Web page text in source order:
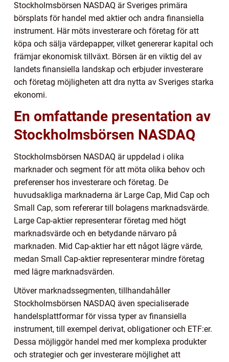
Stockholmsbörsen NASDAQ är Sveriges primära
börsplats för handel med aktier och andra finansiella
instrument. Här möts investerare och företag för att
köpa och sälja värdepapper, vilket genererar kapital och
främjar ekonomisk tillväxt. Börsen är en viktig del av
landets finansiella landskap och erbjuder investerare
och företag möjligheten att dra nytta av Sveriges starka
ekonomi.
En omfattande presentation av
Stockholmsbörsen NASDAQ
Stockholmsbörsen NASDAQ är uppdelad i olika
marknader och segment för att möta olika behov och
preferenser hos investerare och företag. De
huvudsakliga marknaderna är Large Cap, Mid Cap och
Small Cap, som refererar till bolagens marknadsvärde.
Large Cap-aktier representerar företag med högt
marknadsvärde och en betydande närvaro på
marknaden. Mid Cap-aktier har ett något lägre värde,
medan Small Cap-aktier representerar mindre företag
med lägre marknadsvärden.
Utöver marknadssegmenten, tillhandahåller
Stockholmsbörsen NASDAQ även specialiserade
handelsplattformar för vissa typer av finansiella
instrument, till exempel derivat, obligationer och ETF:er.
Dessa möjliggör handel med mer komplexa produkter
och strategier och ger investerare möjlighet att